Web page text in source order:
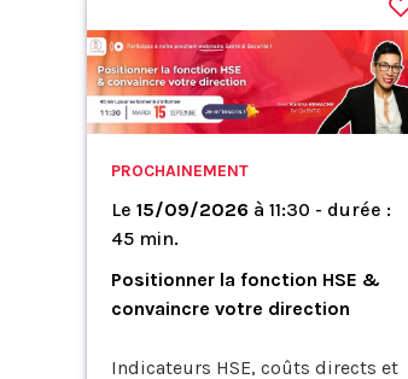
PROCHAINEMENT
Le 15/09/2026 à 11:30 - durée :
45 min.
Positionner la fonction HSE &
convaincre votre direction
Indicateurs HSE, coûts directs et